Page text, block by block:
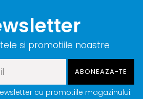
si promotiile noastre
cu promotiile magazinului.